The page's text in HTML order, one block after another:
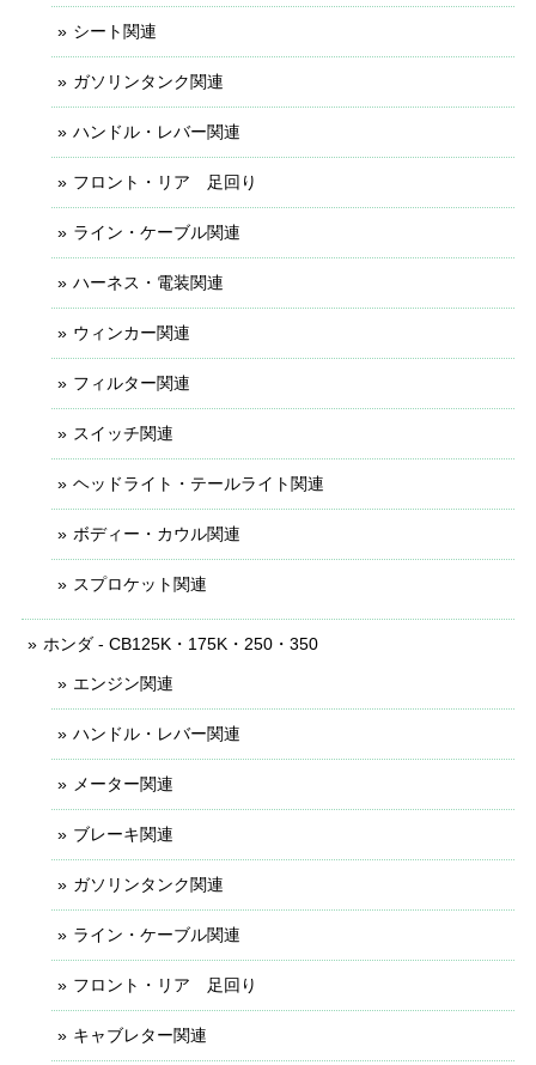
シート関連
ガソリンタンク関連
ハンドル・レバー関連
フロント・リア 足回り
ライン・ケーブル関連
ハーネス・電装関連
ウィンカー関連
フィルター関連
スイッチ関連
ヘッドライト・テールライト関連
ボディー・カウル関連
スプロケット関連
ホンダ - CB125K・175K・250・350
エンジン関連
ハンドル・レバー関連
メーター関連
ブレーキ関連
ガソリンタンク関連
ライン・ケーブル関連
フロント・リア 足回り
キャブレター関連